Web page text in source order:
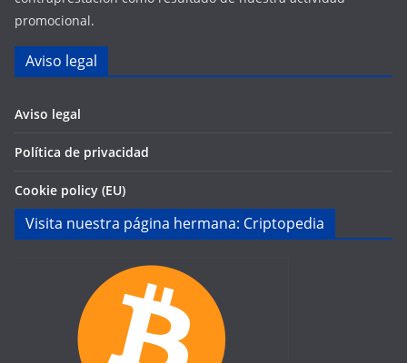
promocional.
Aviso legal
Aviso legal
Política de privacidad
Cookie policy (EU)
Visita nuestra página hermana: Criptopedia